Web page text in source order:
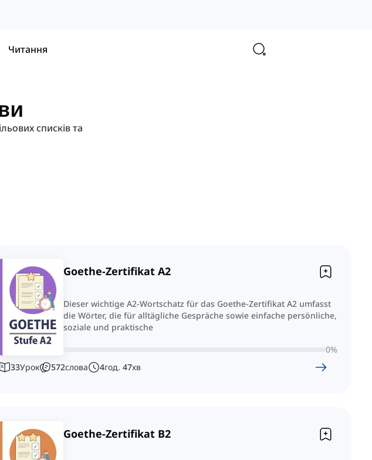
Читання
списків та
Goethe-Zertifikat A2
Dieser wichtige A2-Wortschatz für das Goethe-Zertifikat A2 umfasst
die Wörter, die für alltägliche Gespräche sowie einfache persönliche,
soziale und praktische
0%
33Урок 572слова 4год. 47хв
Goethe-Zertifikat B2